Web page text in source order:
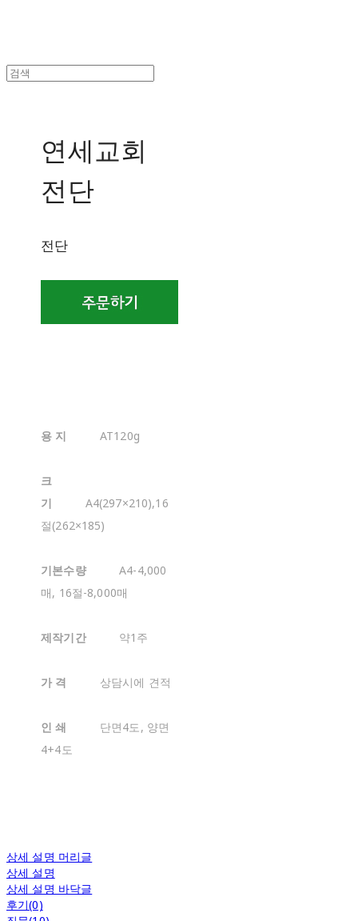
연세교회
전단
전단
용 지 AT120g
크
기
A4(297×210),16
절(262×185)
기본수량
A4-4,000
매, 16절-8,000매
제작기간 약1주
가 격 상담시에 견적
인 쇄
단면4도, 양면
4+4도
상세 설명 머리글
상세 설명
상세 설명 바닥글
후기(0)